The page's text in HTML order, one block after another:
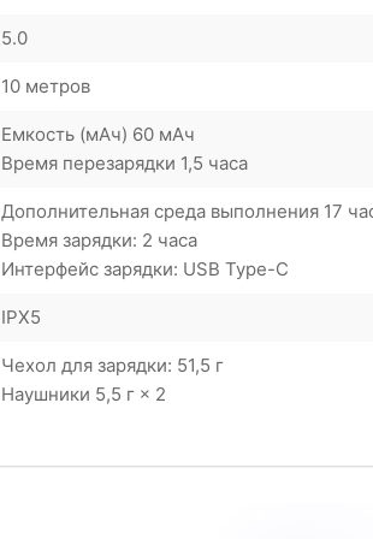
5.0
10 метров
Емкость (мАч) 60 мАч
Время перезарядки 1,5 часа
Дополнительная среда выполнения 17
Время зарядки: 2 часа
Интерфейс зарядки: USB Type-C
IPX5
Чехол для зарядки: 51,5 г
Наушники 5,5 г × 2